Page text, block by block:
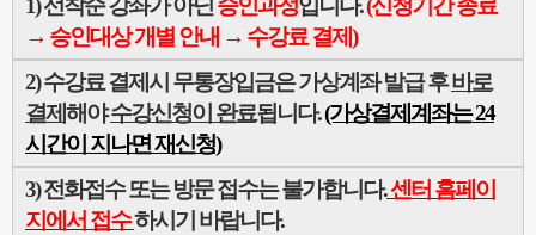
1) 선착순 강좌가 아닌승인과정입니다.(신청기간 종료
→ 승인대상 개별 안내 → 수강료 결제)
2)수강료 결제시 무통장입금은 가상계좌 발급 후바로
결제 해야수강신청이 완료됩니다.(가상결제계좌는 24
시간이 지나면 재신청)
3)전화접수 또는 방문 접수는 불가합니다.센터 홈페이
지에서 접수하시기 바랍니다.